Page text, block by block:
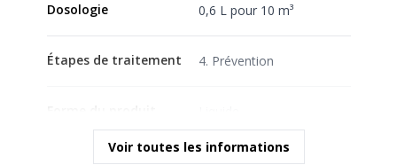
Dosologie 0,6 L pour 10 m³
Étapes de traitement 4. Prévention
Voir toutes les informations